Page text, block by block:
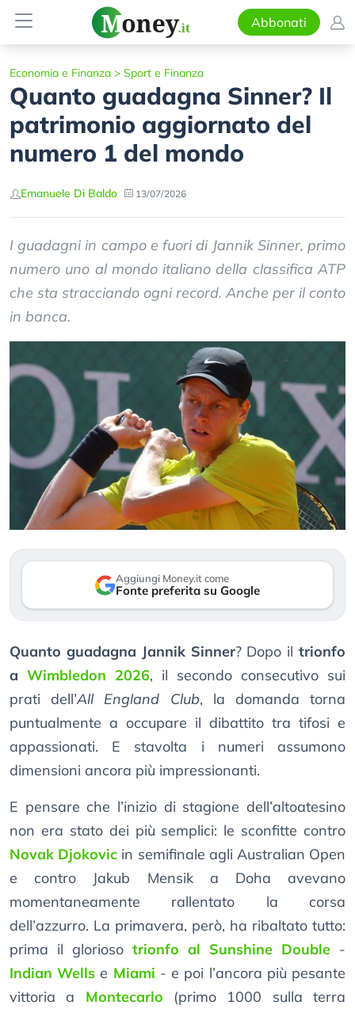
Abbonati
Economia e Finanza > Sport e Finanza
Quanto guadagna Sinner? Il
patrimonio aggiornato del
numero 1 del mondo
Emanuele Di Baldo 13/07/2026
I guadagni in campo e fuori di Jannik Sinner, primo
numero uno al mondo italiano della classifica ATP
che sta stracciando ogni record. Anche per il conto
in banca.
Aggiungi Money.it come
Fonte preferita su Google
Quanto guadagna Jannik Sinner? Dopo il trionfo
a Wimbledon 2026, il secondo consecutivo sui
prati dell’All England Club, la domanda torna
puntualmente a occupare il dibattito tra tifosi e
appassionati. E stavolta i numeri assumono
dimensioni ancora più impressionanti.
E pensare che l’inizio di stagione dell’altoatesino
non era stato dei più semplici: le sconfitte contro
Novak Djokovic in semifinale agli Australian Open
e contro Jakub Mensik a Doha avevano
momentaneamente rallentato la corsa
dell’azzurro. La primavera, però, ha ribaltato tutto:
prima il glorioso trionfo al Sunshine Double -
Indian Wells e Miami - e poi l’ancora più pesante
vittoria a Montecarlo (primo 1000 sulla terra